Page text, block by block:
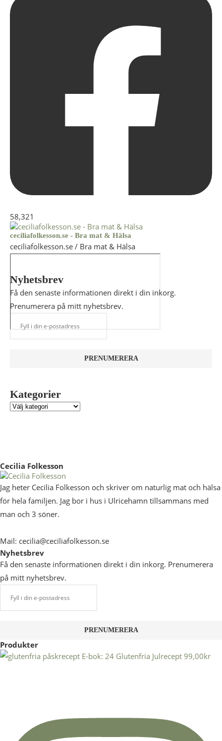
58,321
ceciliafolkesson.se - Bra mat & Hälsa
ceciliafolkesson.se / Bra mat & Hälsa
Nyhetsbrev
Få den senaste informationen direkt i din inkorg.
Prenumerera på mitt nyhetsbrev.
Kategorier
Cecilia Folkesson
Jag heter Cecilia Folkesson och skriver om naturlig mat och hälsa
för hela familjen. Jag bor i hus i Ulricehamn tillsammans med
man och 3 söner.
Mail: cecilia@ceciliafolkesson.se
Nyhetsbrev
Få den senaste informationen direkt i din inkorg. Prenumerera
på mitt nyhetsbrev.
Produkter
E-bok: 24 Glutenfria Julrecept 99,00kr